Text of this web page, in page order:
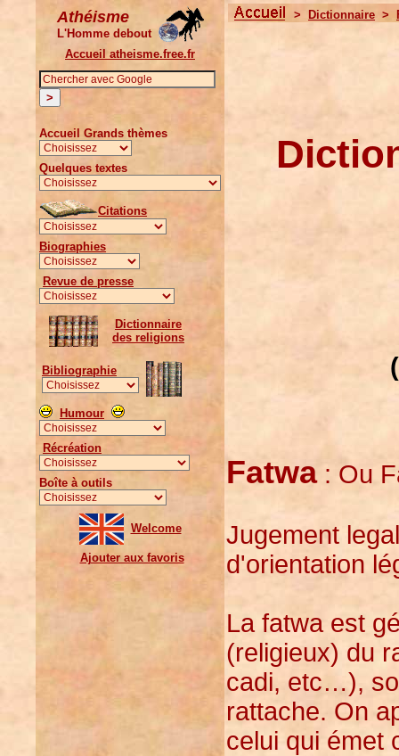
Athéisme
L'Homme debout
Accueil atheisme.free.fr
Accueil Grands thèmes
Quelques textes
Citations
Biographies
Revue de presse
Dictionnaire
des religions
Bibliographie
Humour
Récréation
Boîte à outils
Welcome
Ajouter aux favoris
> Dictionnaire >
Fatwa: Ou
Jugement
d'orientation
La fatwa est
(religieux) du
cadi, etc…),
rattache. On
celui qui émet